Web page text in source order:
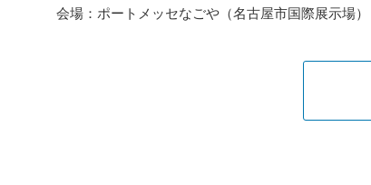
会場：ポートメッセなごや（名古屋市国際展示場）